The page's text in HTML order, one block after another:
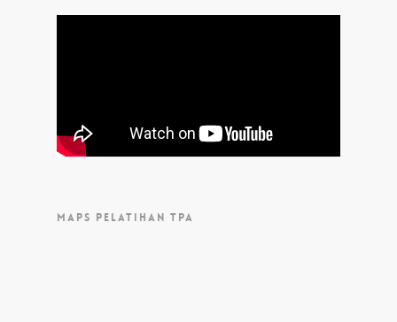
MAPS PELATIHAN TPA